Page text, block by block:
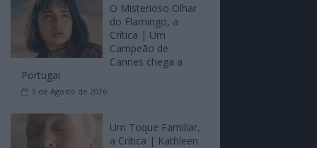
O Misterioso Olhar
do Flamingo, a
Crítica | Um
Campeão de
Cannes chega a
Portugal
3 de Agosto de 2026
Um Toque Familiar,
a Crítica | Kathleen